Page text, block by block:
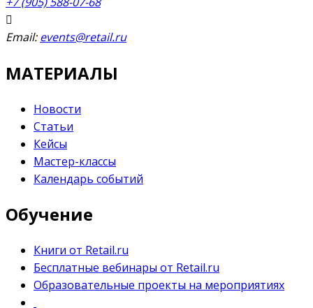
Email: events@retail.ru
МАТЕРИАЛЫ
Новости
Статьи
Кейсы
Мастер-классы
Календарь событий
Обучение
Книги от Retail.ru
Бесплатные вебинары от Retail.ru
Образовательные проекты на мероприятиях